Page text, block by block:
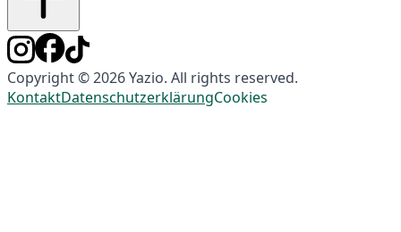
Copyright © 2026 Yazio. All rights reserved.
KontaktDatenschutzerklärungCookies